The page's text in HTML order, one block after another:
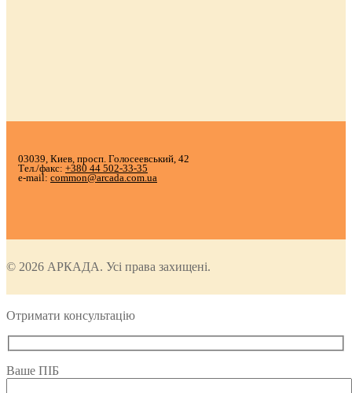
03039, Киев, просп. Голосеевський, 42
Тел./факс: +380 44 502-33-35
e-mail: common@arcada.com.ua
© 2026 АРКАДА. Усі права захищені.
Отримати консультацію
Ваше ПІБ